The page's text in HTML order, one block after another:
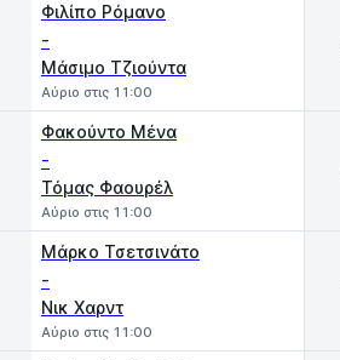
Φιλίπο Ρόμανο
-
Μάσιμο Τζιούντα
Αύριο στις 11:00
Φακούντο Μένα
-
Τόμας Φαουρέλ
Αύριο στις 11:00
Μάρκο Τσετσινάτο
-
Νικ Χαρντ
Αύριο στις 11:00